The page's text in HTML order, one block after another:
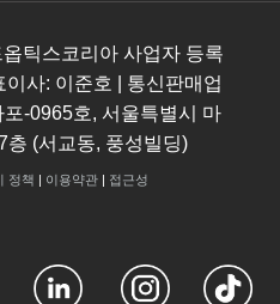
틱스코리아 사업자 등록
사: 이준호 | 통신판매업
-0965호, 서울특별시 마
층 (서교동, 풍성빌딩)
정책 | 이용약관| 접근성